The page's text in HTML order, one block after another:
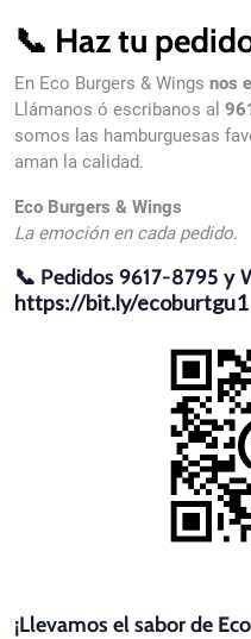
📞 Haz tu
En Eco Burgers & Wings nos
Llámanos ó escribanos al
somos las hamburguesas
aman la calidad.
Eco Burgers & Wings
La emoción en cada pedido.
📞 Pedidos 9617-8795 y
https://bit.ly/ecoburtgu1
¡Llevamos el sabor de